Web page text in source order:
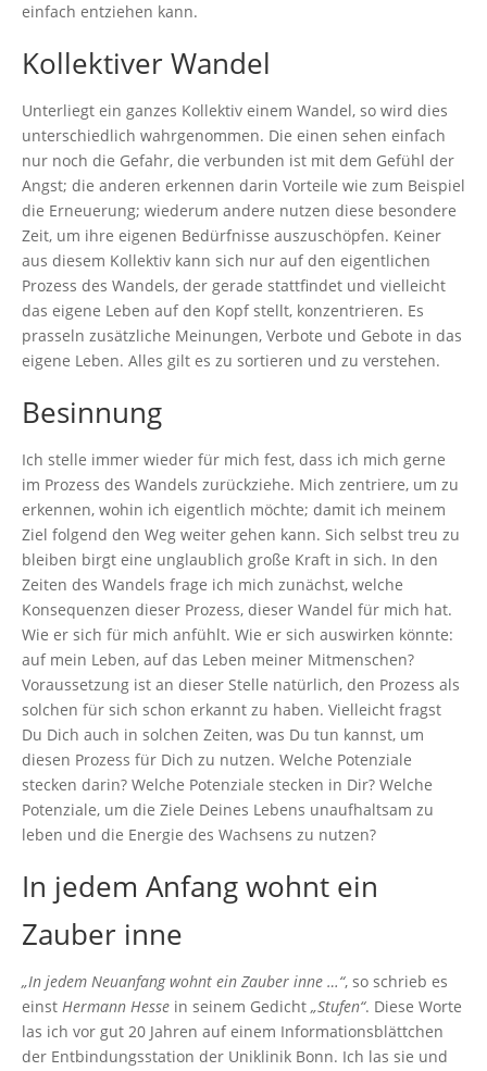
einfach entziehen kann.
Kollektiver Wandel
Unterliegt ein ganzes Kollektiv einem Wandel, so wird dies
unterschiedlich wahrgenommen. Die einen sehen einfach
nur noch die Gefahr, die verbunden ist mit dem Gefühl der
Angst; die anderen erkennen darin Vorteile wie zum Beispiel
die Erneuerung; wiederum andere nutzen diese besondere
Zeit, um ihre eigenen Bedürfnisse auszuschöpfen. Keiner
aus diesem Kollektiv kann sich nur auf den eigentlichen
Prozess des Wandels, der gerade stattfindet und vielleicht
das eigene Leben auf den Kopf stellt, konzentrieren. Es
prasseln zusätzliche Meinungen, Verbote und Gebote in das
eigene Leben. Alles gilt es zu sortieren und zu verstehen.
Besinnung
Ich stelle immer wieder für mich fest, dass ich mich gerne
im Prozess des Wandels zurückziehe. Mich zentriere, um zu
erkennen, wohin ich eigentlich möchte; damit ich meinem
Ziel folgend den Weg weiter gehen kann. Sich selbst treu zu
bleiben birgt eine unglaublich große Kraft in sich. In den
Zeiten des Wandels frage ich mich zunächst, welche
Konsequenzen dieser Prozess, dieser Wandel für mich hat.
Wie er sich für mich anfühlt. Wie er sich auswirken könnte:
auf mein Leben, auf das Leben meiner Mitmenschen?
Voraussetzung ist an dieser Stelle natürlich, den Prozess als
solchen für sich schon erkannt zu haben. Vielleicht fragst
Du Dich auch in solchen Zeiten, was Du tun kannst, um
diesen Prozess für Dich zu nutzen. Welche Potenziale
stecken darin? Welche Potenziale stecken in Dir? Welche
Potenziale, um die Ziele Deines Lebens unaufhaltsam zu
leben und die Energie des Wachsens zu nutzen?
In jedem Anfang wohnt ein
Zauber inne
„In jedem Neuanfang wohnt ein Zauber inne …“, so schrieb es
einst Hermann Hesse in seinem Gedicht „Stufen“. Diese Worte
las ich vor gut 20 Jahren auf einem Informationsblättchen
der Entbindungsstation der Uniklinik Bonn. Ich las sie und